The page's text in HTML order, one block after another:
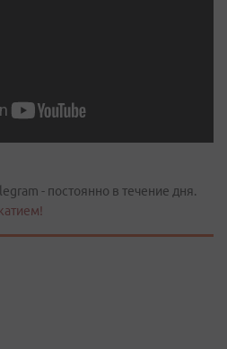
- постоянно в течение дня.